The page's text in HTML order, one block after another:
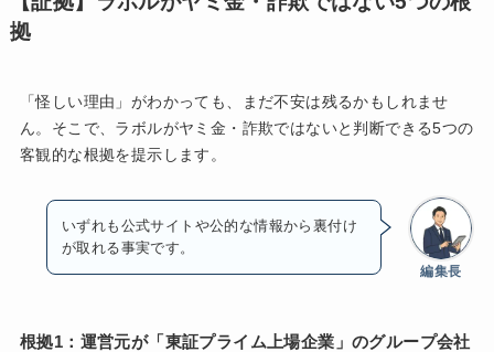
拠
「怪しい理由」がわかっても、まだ不安は残るかもしれませ
ん。そこで、ラボルがヤミ金・詐欺ではないと判断できる5つの
客観的な根拠を提示します。
編集長
いずれも公式サイトや公的な情報から裏付け
が取れる事実です。
根拠1：運営元が「東証プライム上場企業」のグループ会社